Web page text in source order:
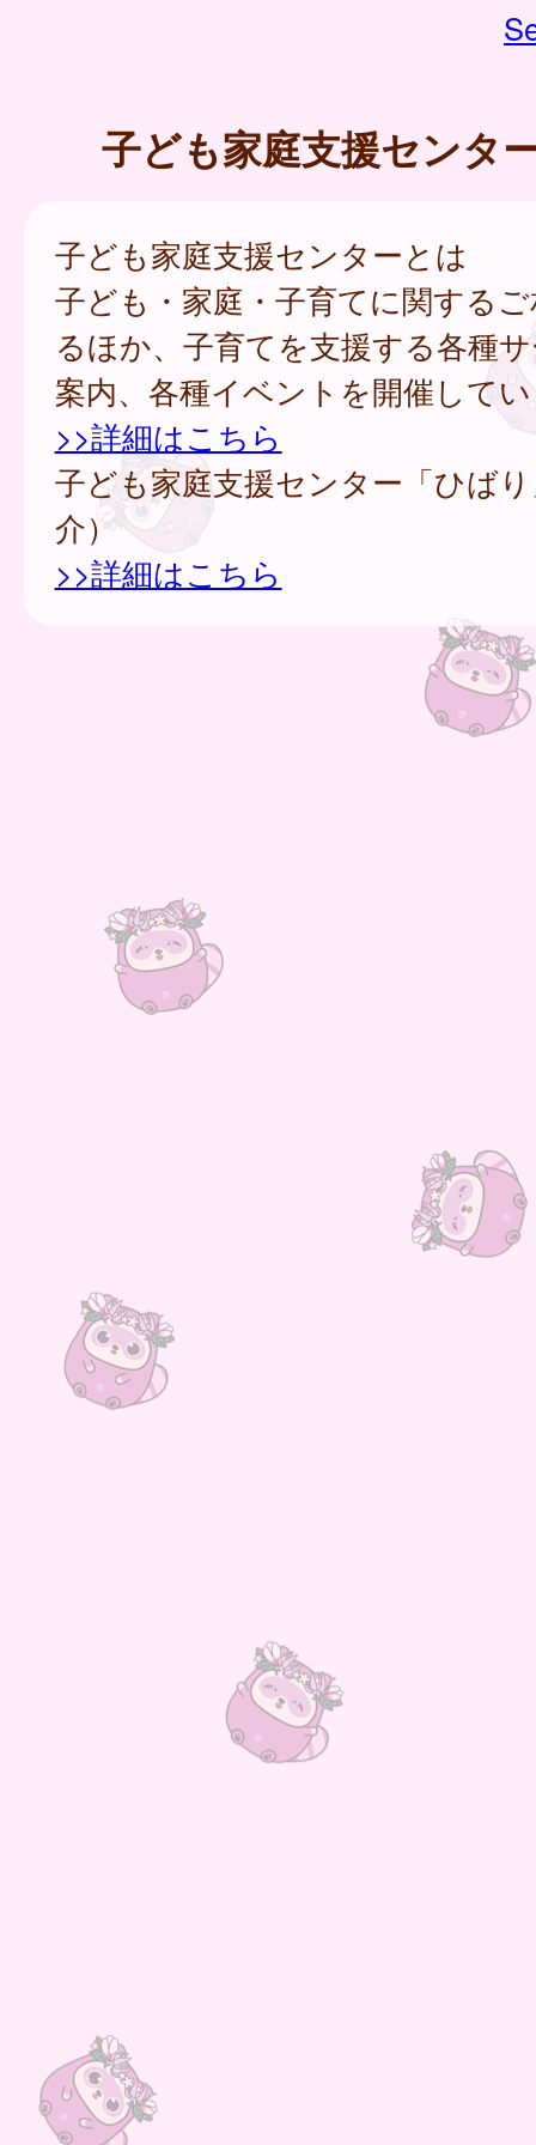
子ども家庭支援センタ
子ども家庭支援センターとは
子ども・家庭・子育てに関する
るほか、子育てを支援する各種
案内、各種イベントを開催して
>>詳細はこちら
子ども家庭支援センター「ひば
介）
>>詳細はこちら